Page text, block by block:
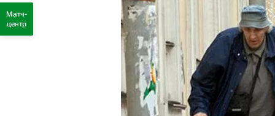
Матч-
центр